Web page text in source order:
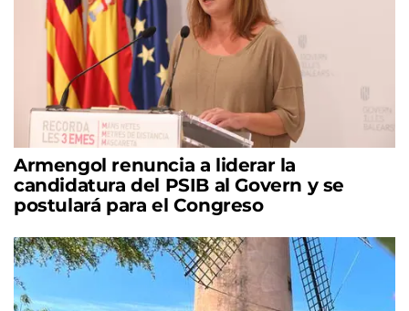
Armengol renuncia a liderar la
candidatura del PSIB al Govern y se
postulará para el Congreso